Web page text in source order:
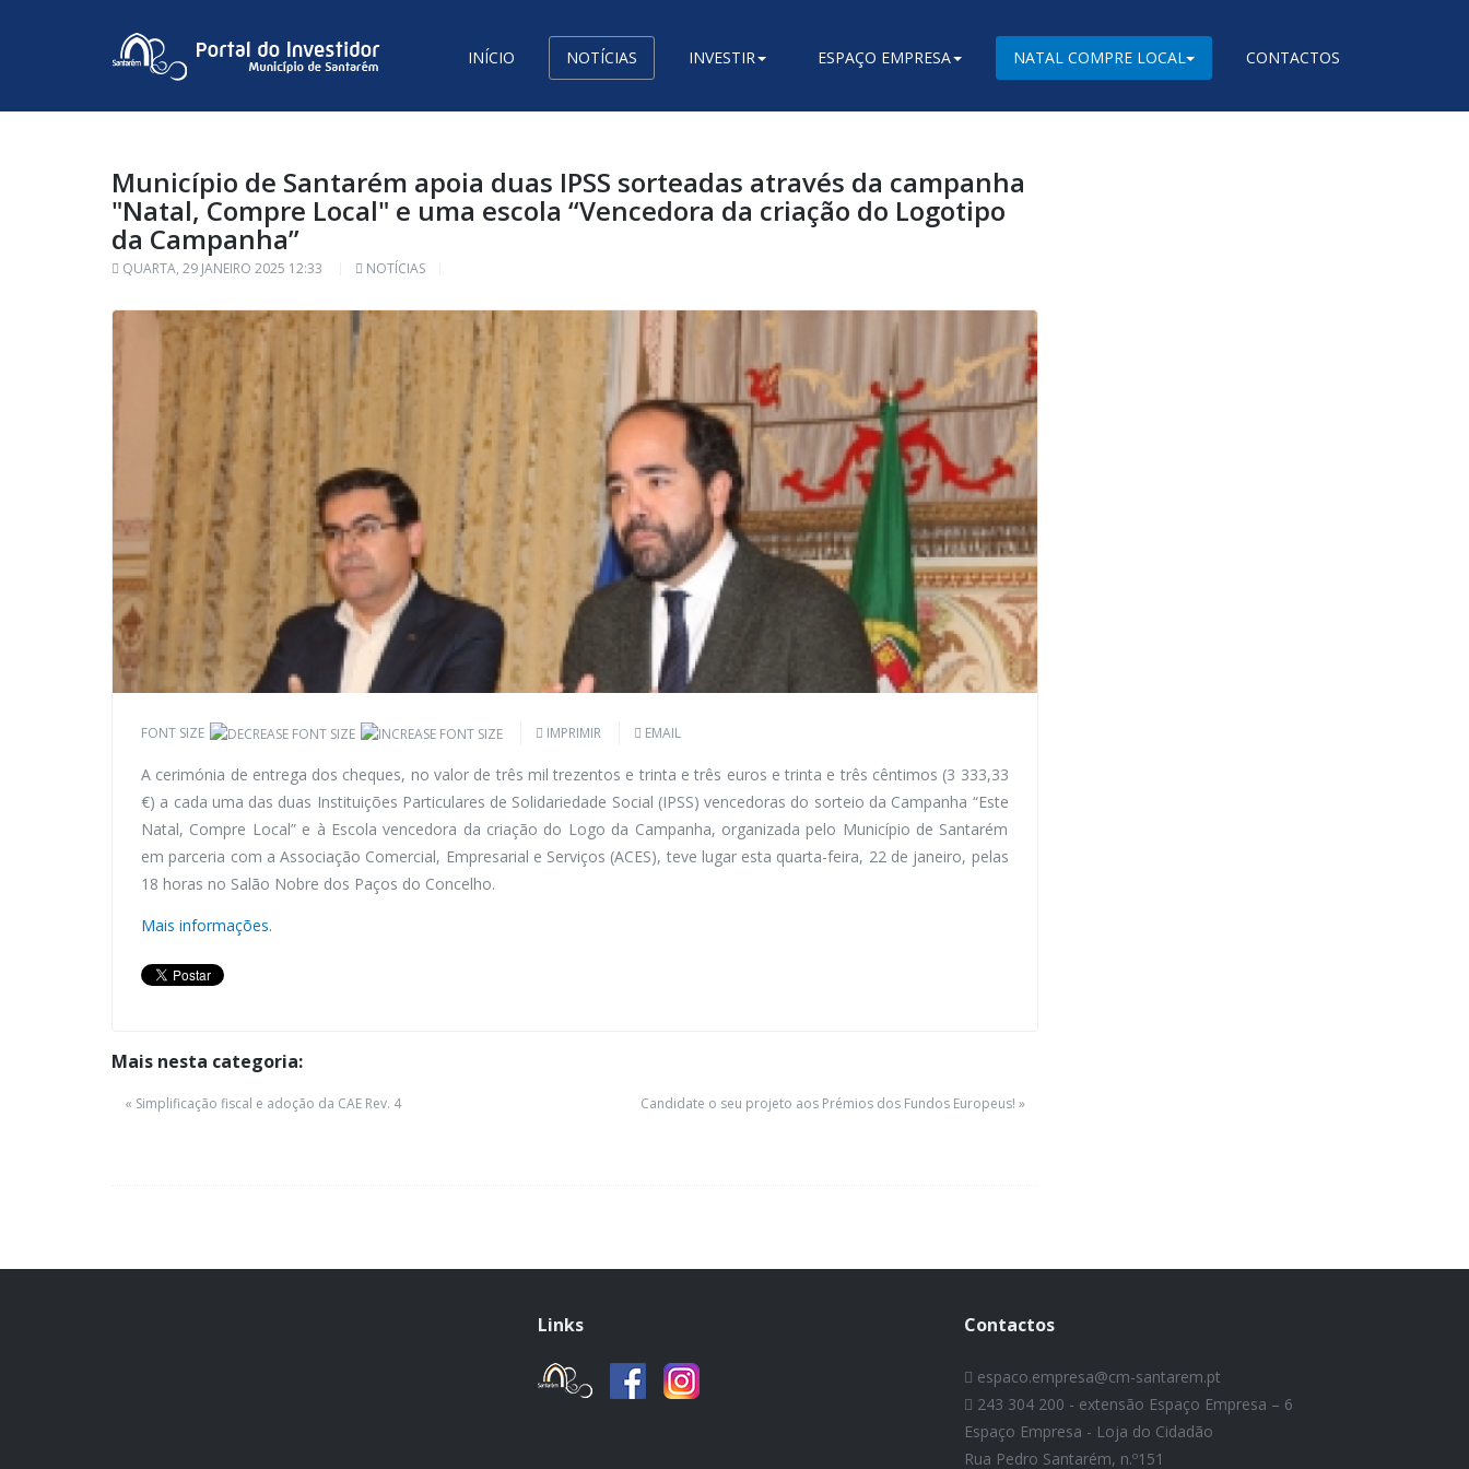
INÍCIO NOTÍCIAS INVESTIR ESPAÇO EMPRESA NATAL COMPRE LOCAL CONTACTOS
Município de Santarém apoia duas IPSS sorteadas através da campanha
"Natal, Compre Local" e uma escola “Vencedora da criação do Logotipo
da Campanha”
QUARTA, 29 JANEIRO 2025 12:33 NOTÍCIAS
FONT SIZE IMPRIMIR EMAIL
A cerimónia de entrega dos cheques, no valor de três mil trezentos e trinta e três euros e trinta e três cêntimos (3 333,33
€) a cada uma das duas Instituições Particulares de Solidariedade Social (IPSS) vencedoras do sorteio da Campanha “Este
Natal, Compre Local” e à Escola vencedora da criação do Logo da Campanha, organizada pelo Município de Santarém
em parceria com a Associação Comercial, Empresarial e Serviços (ACES), teve lugar esta quarta-feira, 22 de janeiro, pelas
18 horas no Salão Nobre dos Paços do Concelho.
Mais informações.
Mais nesta categoria:
« Simplificação fiscal e adoção da CAE Rev. 4 Candidate o seu projeto aos Prémios dos Fundos Europeus! »
Links Contactos
espaco.empresa@cm-santarem.pt
243 304 200 - extensão Espaço Empresa – 6
Espaço Empresa - Loja do Cidadão
Rua Pedro Santarém, n.º151